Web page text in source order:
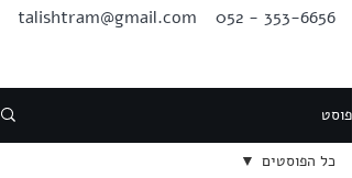
talishtram@gmail.com
052 - 353-6656
פוסט
כל הפוסטים